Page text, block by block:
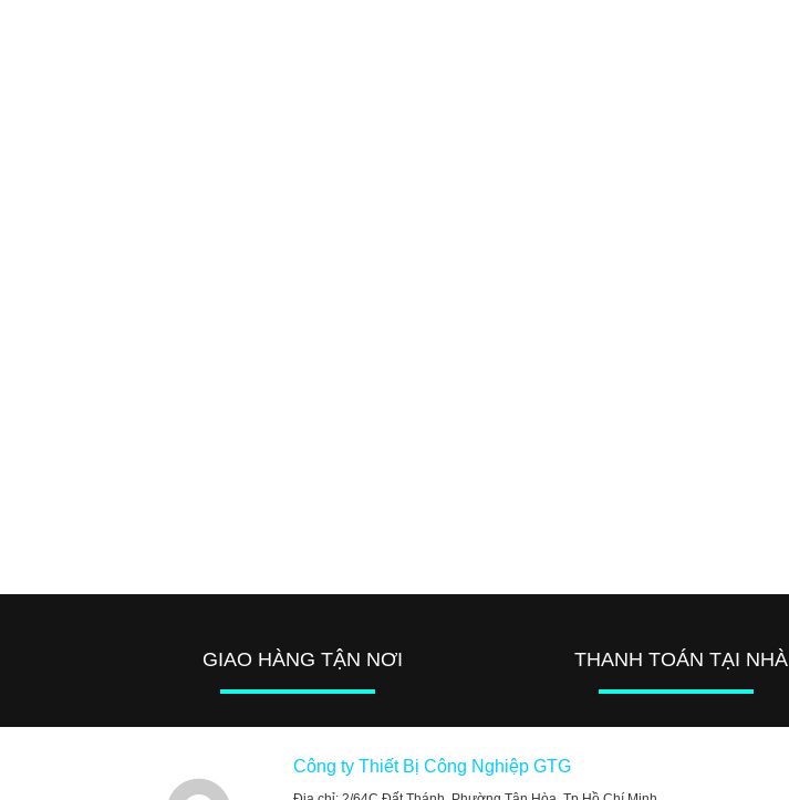
GIAO HÀNG TẬN NƠI THANH TOÁN TẠI NHÀ
Công ty Thiết Bị Công Nghiệp GTG